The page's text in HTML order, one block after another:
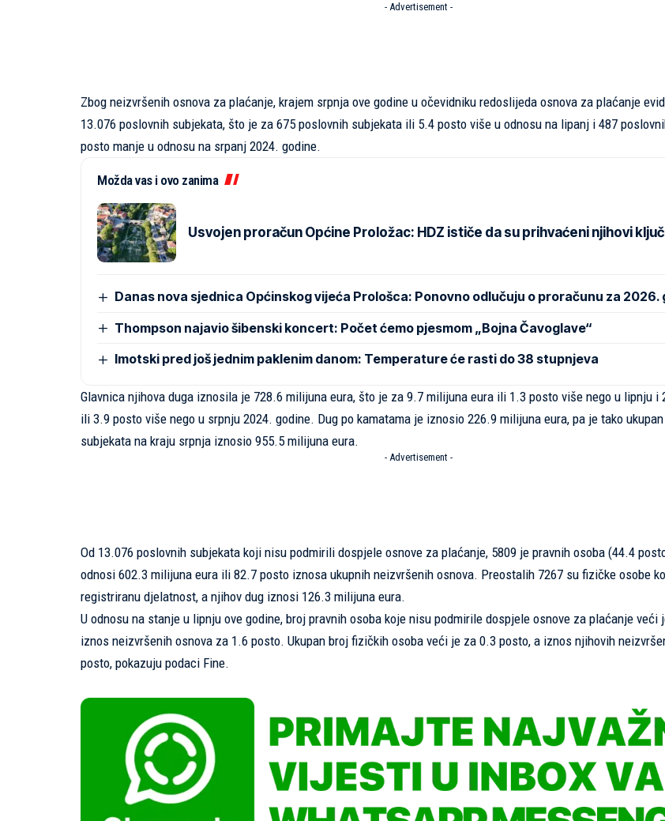
- Advertisement -
Zbog neizvršenih osnova za plaćanje, krajem srpnja ove godine u očevidniku redoslijeda osnova za plaćanje
13.076 poslovnih subjekata, što je za 675 poslovnih subjekata ili 5.4 posto više u odnosu na lipanj i 487
posto manje u odnosu na srpanj 2024. godine.
Možda vas i ovo zanima
Usvojen proračun Općine Proložac: HDZ ističe da su prihvaćeni njihovi
Danas nova sjednica Općinskog vijeća Prološca: Ponovno odlučuju o proračunu za 2026.
Thompson najavio šibenski koncert: Počet ćemo pjesmom „Bojna Čavoglave“
Imotski pred još jednim paklenim danom: Temperature će rasti do 38 stupnjeva
Glavnica njihova duga iznosila je 728.6 milijuna eura, što je za 9.7 milijuna eura ili 1.3 posto više nego u lipnju i
ili 3.9 posto više nego u srpnju 2024. godine. Dug po kamatama je iznosio 226.9 milijuna eura, pa je tako
subjekata na kraju srpnja iznosio 955.5 milijuna eura.
- Advertisement -
Od 13.076 poslovnih subjekata koji nisu podmirili dospjele osnove za plaćanje, 5809 je pravnih osoba (44.4
odnosi 602.3 milijuna eura ili 82.7 posto iznosa ukupnih neizvršenih osnova. Preostalih 7267 su fizičke osobe
registriranu djelatnost, a njihov dug iznosi 126.3 milijuna eura.
U odnosu na stanje u lipnju ove godine, broj pravnih osoba koje nisu podmirile dospjele osnove za plaćanje veći
iznos neizvršenih osnova za 1.6 posto. Ukupan broj fizičkih osoba veći je za 0.3 posto, a iznos njihovih
posto, pokazuju podaci Fine.